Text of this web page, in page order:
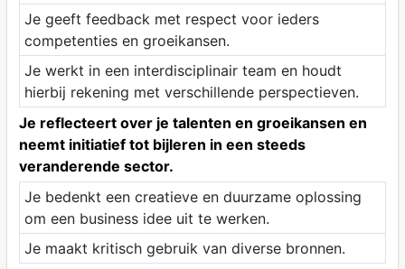
Je geeft feedback met respect voor ieders
competenties en groeikansen.
Je werkt in een interdisciplinair team en houdt
hierbij rekening met verschillende perspectieven.
Je reflecteert over je talenten en groeikansen en
neemt initiatief tot bijleren in een steeds
veranderende sector.
Je bedenkt een creatieve en duurzame oplossing
om een business idee uit te werken.
Je maakt kritisch gebruik van diverse bronnen.